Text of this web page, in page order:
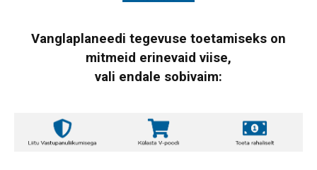
Vanglaplaneedi tegevuse toetamiseks on
mitmeid erinevaid viise,
vali endale sobivaim: